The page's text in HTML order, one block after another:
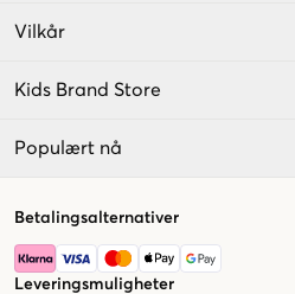
Vilkår
Kids Brand Store
Populært nå
Betalingsalternativer
Leveringsmuligheter